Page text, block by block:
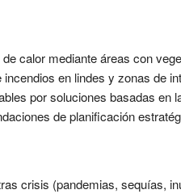
calor mediante áreas con
en lindes y zonas de
por soluciones basadas en
de planificación
crisis (pandemias, sequías,